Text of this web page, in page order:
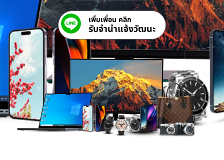
เพิ่มเพื่อน คลิก
รับจํานําแจ้งวัฒนะ